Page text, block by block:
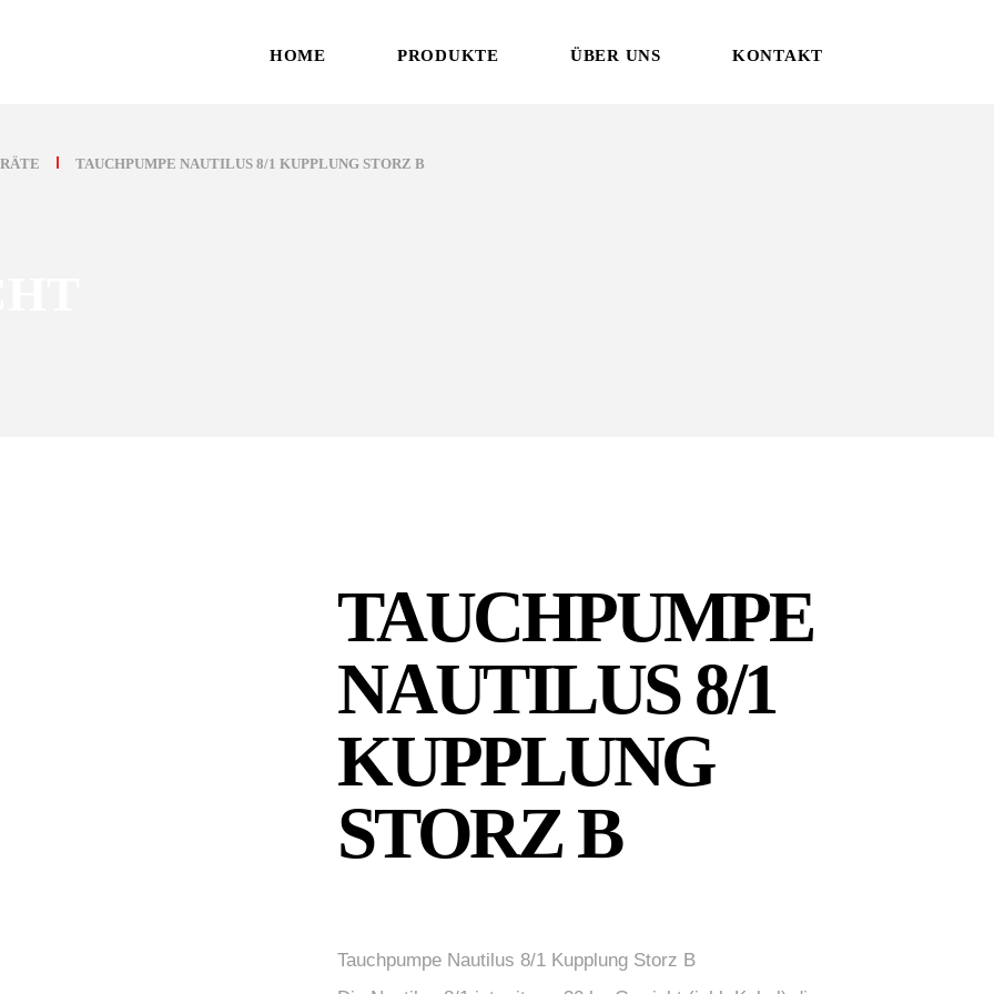
HOME PRODUKTE ÜBER UNS KONTAKT
TAUCHPUMPE NAUTILUS 8/1 KUPPLUNG STORZ B
TAUCHPUMPE
NAUTILUS 8/1
KUPPLUNG
STORZ B
Tauchpumpe Nautilus 8/1 Kupplung Storz B